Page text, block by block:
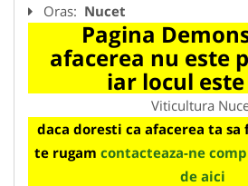
Oras: Nucet
Pagina
afacerea nu este
iar locul
Viticultura
daca doresti ca afacerea ta
te rugam contacteaza-ne
de aici